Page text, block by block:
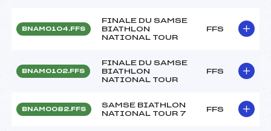
BNAM0104.FFS
FINALE DU SAMSE
BIATHLON
NATIONAL TOUR
FFS
BNAM0102.FFS
FINALE DU SAMSE
BIATHLON
NATIONAL TOUR
FFS
BNAM0082.FFS
SAMSE BIATHLON
NATIONAL TOUR 7
FFS